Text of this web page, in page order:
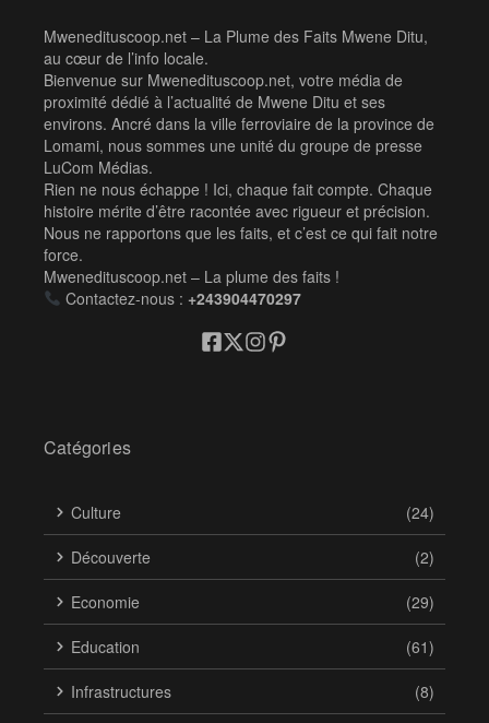
Mwenedituscoop.net – La Plume des Faits Mwene Ditu,
au cœur de l’info locale.
Bienvenue sur Mwenedituscoop.net, votre média de
proximité dédié à l’actualité de Mwene Ditu et ses
environs. Ancré dans la ville ferroviaire de la province de
Lomami, nous sommes une unité du groupe de presse
LuCom Médias.
Rien ne nous échappe ! Ici, chaque fait compte. Chaque
histoire mérite d’être racontée avec rigueur et précision.
Nous ne rapportons que les faits, et c’est ce qui fait notre
force.
Mwenedituscoop.net – La plume des faits !
Contactez-nous : +243904470297
Catégories
Culture (24)
Découverte (2)
Economie (29)
Education (61)
Infrastructures (8)